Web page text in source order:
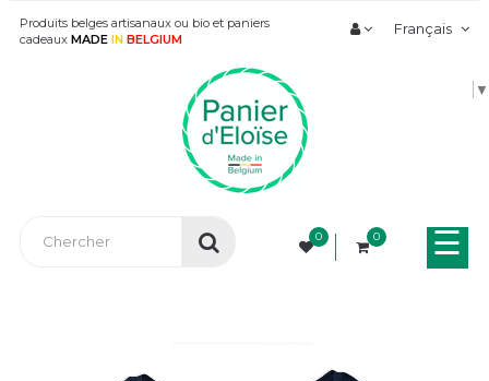
Produits belges artisanaux ou bio et paniers
cadeaux MADE IN BELGIUM
Français
▼
0 0
la
☰